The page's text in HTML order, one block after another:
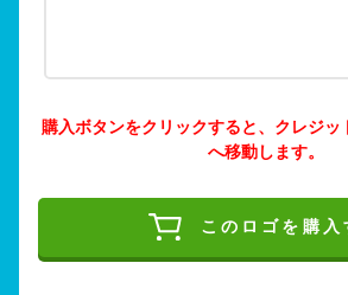
購入ボタンをクリックすると、クレジ
へ移動します。
このロゴを購入